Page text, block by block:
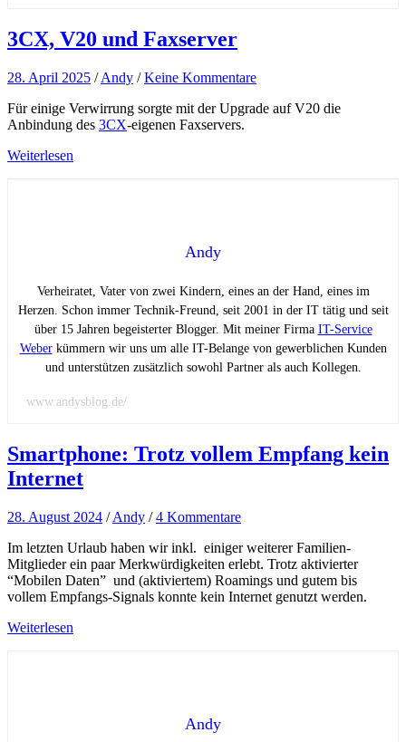
3CX, V20 und Faxserver
28. April 2025 /Andy /Keine Kommentare
Für einige Verwirrung sorgte mit der Upgrade auf V20 die
Anbindung des 3CX-eigenen Faxservers.
Weiterlesen
Andy
Verheiratet, Vater von zwei Kindern, eines an der Hand, eines im
Herzen. Schon immer Technik-Freund, seit 2001 in der IT tätig und seit
über 15 Jahren begeisterter Blogger. Mit meiner Firma IT-Service
Weberkümmern wir uns um alle IT-Belange von gewerblichen Kunden
und unterstützen zusätzlich sowohl Partner als auch Kollegen.
www.andysblog.de/
Smartphone: Trotz vollem Empfang kein
Internet
28. August 2024 /Andy /4 Kommentare
Im letzten Urlaub haben wir inkl. einiger weiterer Familien-
Mitglieder ein paar Merkwürdigkeiten erlebt. Trotz aktivierter
“Mobilen Daten” und (aktiviertem) Roamings und gutem bis
vollem Empfangs-Signals konnte kein Internet genutzt werden.
Weiterlesen
Andy